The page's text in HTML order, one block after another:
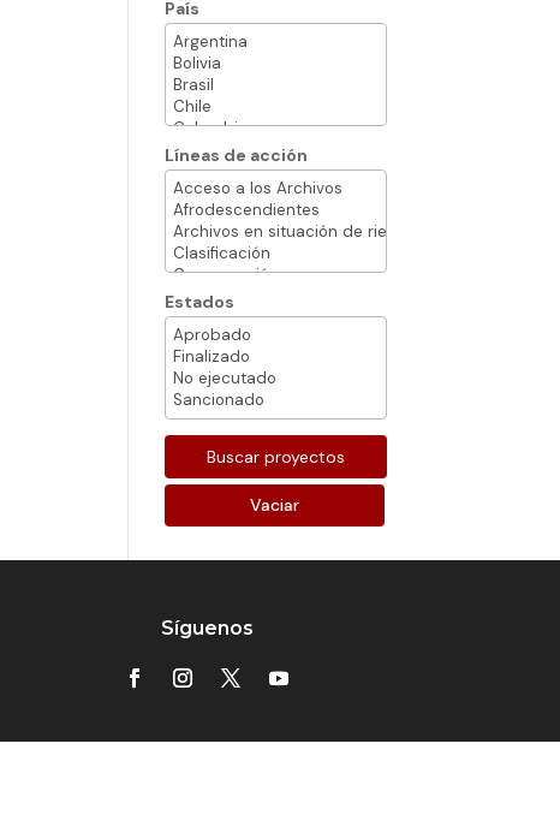
País
Líneas de acción
Estados
Vaciar
Síguenos